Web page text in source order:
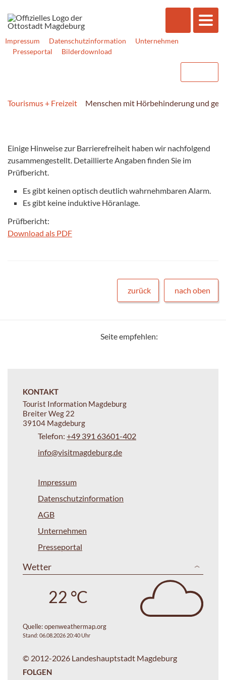
Impressum Datenschutzinformation
Unternehmen
Presseportal
Bilderdownload
Tourismus + Freizeit Menschen mit Hörbehinderung und
Einige Hinweise zur Barrierefreiheit haben wir nachfolgend
zusammengestellt. Detaillierte Angaben finden Sie im
Prüfbericht.
Es gibt keinen optisch deutlich wahrnehmbaren Alarm.
Es gibt keine induktive Höranlage.
Prüfbericht:
Download als PDF
zurück nach oben
Seite empfehlen:
KONTAKT
Tourist Information Magdeburg
Breiter Weg 22
39104 Magdeburg
Telefon: +49 391 63601-402
info@visitmagdeburg.de
Impressum
Datenschutzinformation
AGB
Unternehmen
Presseportal
Wetter
22 °C
Quelle:openweathermap.org
Stand: 06.08.2026 20:40 Uhr
© 2012-2026 Landeshauptstadt Magdeburg
FOLGEN